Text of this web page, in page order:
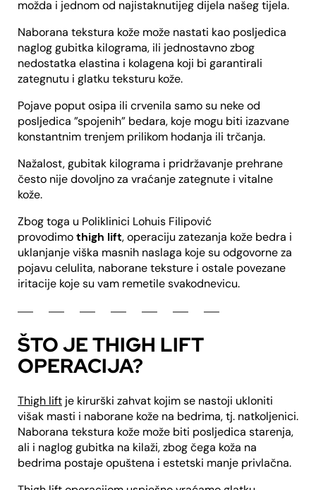
možda i jednom od najistaknutijeg dijela našeg tijela.
Naborana tekstura kože može nastati kao posljedica
naglog gubitka kilograma, ili jednostavno zbog
nedostatka elastina i kolagena koji bi garantirali
zategnutu i glatku teksturu kože.
Pojave poput osipa ili crvenila samo su neke od
posljedica ”spojenih” bedara, koje mogu biti izazvane
konstantnim trenjem prilikom hodanja ili trčanja.
Nažalost, gubitak kilograma i pridržavanje prehrane
često nije dovoljno za vraćanje zategnute i vitalne
kože.
Zbog toga u Poliklinici Lohuis Filipović
provodimothigh lift, operaciju zatezanja kože bedra i
uklanjanje viška masnih naslaga koje su odgovorne za
pojavu celulita, naborane teksture i ostale povezane
iritacije koje su vam remetile svakodnevicu.
ŠTO JE THIGH LIFT
OPERACIJA?
Thigh lift je kirurški zahvat kojim se nastoji ukloniti
višak masti i naborane kože na bedrima, tj. natkoljenici.
Naborana tekstura kože može biti posljedica starenja,
ali i naglog gubitka na kilaži, zbog čega koža na
bedrima postaje opuštena i estetski manje privlačna.